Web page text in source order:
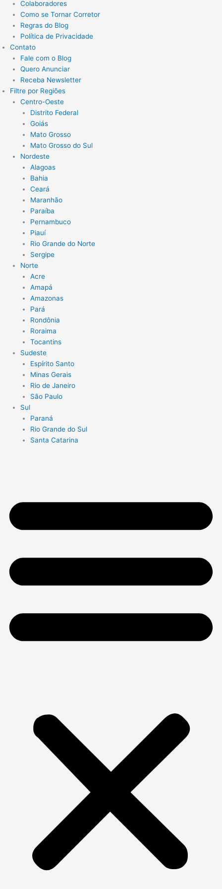
Colaboradores
Como se Tornar Corretor
Regras do Blog
Política de Privacidade
Contato
Fale com o Blog
Quero Anunciar
Receba Newsletter
Filtre por Regiões
Centro-Oeste
Distrito Federal
Goiás
Mato Grosso
Mato Grosso do Sul
Nordeste
Alagoas
Bahia
Ceará
Maranhão
Paraíba
Pernambuco
Piauí
Rio Grande do Norte
Sergipe
Norte
Acre
Amapá
Amazonas
Pará
Rondônia
Roraima
Tocantins
Sudeste
Espírito Santo
Minas Gerais
Rio de Janeiro
São Paulo
Sul
Paraná
Rio Grande do Sul
Santa Catarina